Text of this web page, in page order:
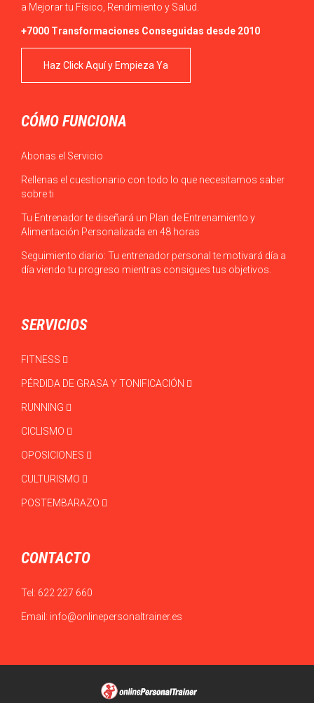
a Mejorar tu Físico, Rendimiento y Salud.
+7000 Transformaciones Conseguidas desde 2010
Haz Click Aquí y Empieza Ya
CÓMO FUNCIONA
Abonas el Servicio
Rellenas el cuestionario con todo lo que necesitamos saber
sobre ti
Tu Entrenador te diseñará un Plan de Entrenamiento y
Alimentación Personalizada en 48 horas
Seguimiento diario: Tu entrenador personal te motivará día a
día viendo tu progreso mientras consigues tus objetivos.
SERVICIOS
FITNESS
PÉRDIDA DE GRASA Y TONIFICACIÓN
RUNNING
CICLISMO
OPOSICIONES
CULTURISMO
POSTEMBARAZO
CONTACTO
Tel: 622 227 660
Email: info@onlinepersonaltrainer.es